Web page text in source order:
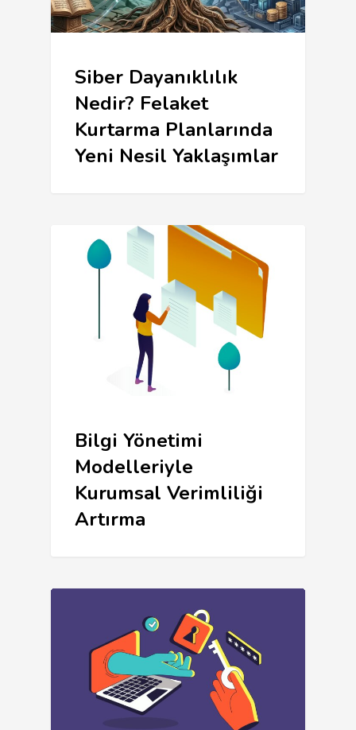
Siber Dayanıklılık
Nedir? Felaket
Kurtarma Planlarında
Yeni Nesil Yaklaşımlar
Bilgi Yönetimi
Modelleriyle
Kurumsal Verimliliği
Artırma